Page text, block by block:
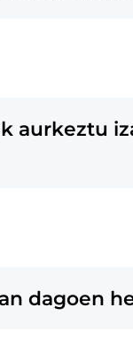
aurkeztu
dagoen